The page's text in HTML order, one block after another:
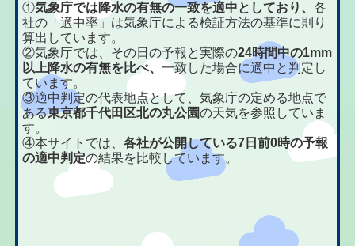
①気象庁では降水の有無の一致を適中としており、各
社の「適中率」は気象庁による検証方法の基準に則り
算出しています。
②気象庁では、その日の予報と実際の24時間中の1mm
以上降水の有無を比べ、一致した場合に適中と判定し
ています。
③適中判定の代表地点として、気象庁の定める地点で
ある東京都千代田区北の丸公園の天気を参照していま
す。
④本サイトでは、各社が公開している7日前0時の予報
の適中判定の結果を比較しています。